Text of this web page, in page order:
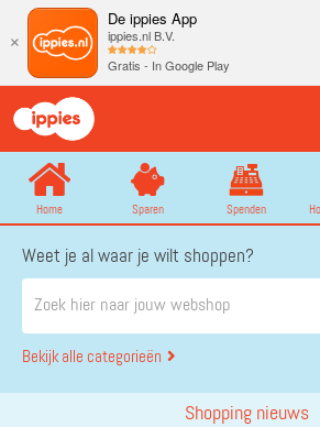
×
De ippies App
ippies.nl B.V.
Gratis - In Google Play
Home Sparen Spenden
Weet je al waar je wilt shoppen?
Bekijk alle categorieën
Shopping nieuws